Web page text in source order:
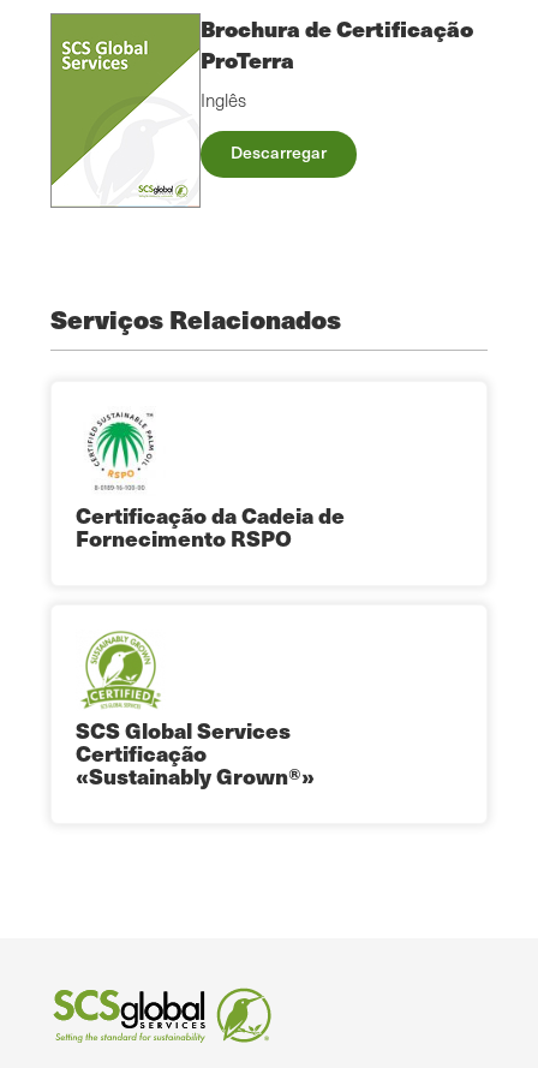
Brochura de Certificação
ProTerra
Inglês
Descarregar
Serviços Relacionados
Certificação da Cadeia de
Fornecimento RSPO
SCS Global Services
Certificação
«Sustainably Grown®»